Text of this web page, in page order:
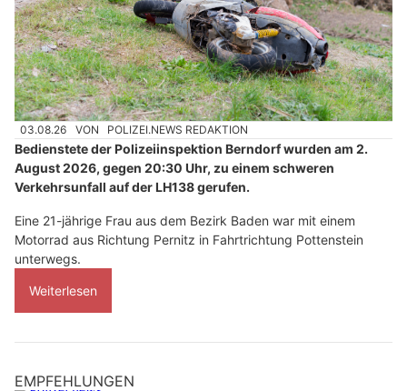
03.08.26 VON POLIZEI.NEWS REDAKTION
Bedienstete der Polizeiinspektion Berndorf wurden am 2.
August 2026, gegen 20:30 Uhr, zu einem schweren
Verkehrsunfall auf der LH138 gerufen.
Eine 21-jährige Frau aus dem Bezirk Baden war mit einem
Motorrad aus Richtung Pernitz in Fahrtrichtung Pottenstein
unterwegs.
Weiterlesen
EMPFEHLUNGEN